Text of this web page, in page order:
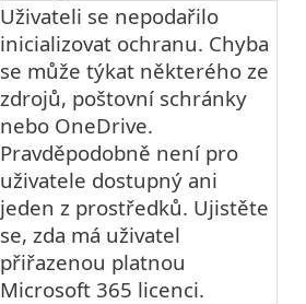
Uživateli se nepodařilo
inicializovat ochranu. Chyba
se může týkat některého ze
zdrojů, poštovní schránky
nebo OneDrive.
Pravděpodobně není pro
uživatele dostupný ani
jeden z prostředků. Ujistěte
se, zda má uživatel
přiřazenou platnou
Microsoft 365 licenci.